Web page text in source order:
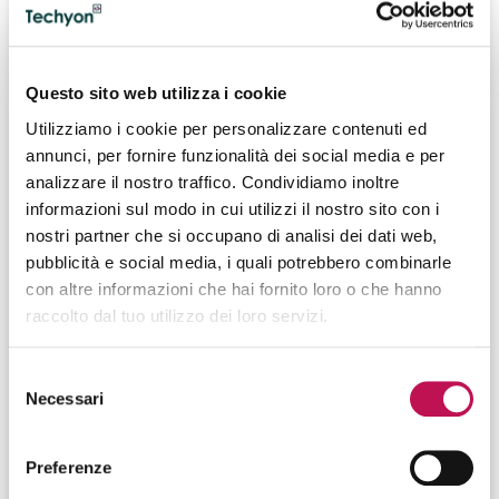
Questo sito web utilizza i cookie
Utilizziamo i cookie per personalizzare contenuti ed
annunci, per fornire funzionalità dei social media e per
analizzare il nostro traffico. Condividiamo inoltre
informazioni sul modo in cui utilizzi il nostro sito con i
nostri partner che si occupano di analisi dei dati web,
pubblicità e social media, i quali potrebbero combinarle
con altre informazioni che hai fornito loro o che hanno
raccolto dal tuo utilizzo dei loro servizi.
delNecessari
Preferenze
frequentemente
certificazioni di networking
riconosciute a livello internazionale, utili per attestare
Progettazione e gestione di reti informatiche
complesse;
Conoscenza deiprincipali protocolli di
comunicazionee delle architetture di rete;
Competenze insicurezza di rete e protezione
dei dati
Capacità di configurare dispositivi di rete (router,
Conoscenza dei modelli di
rete in ambienti cloud
configurazioni.